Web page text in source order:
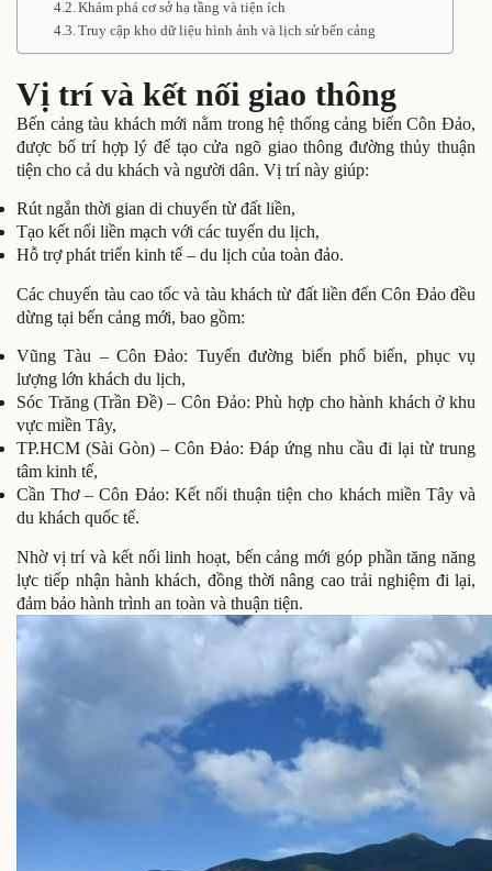
Khám phá cơ sở hạ tầng và tiện ích
Truy cập kho dữ liệu hình ảnh và lịch sử bến cảng
Vị trí và kết nối giao thông
Bến cảng tàu khách mới nằm trong hệ thống cảng biển Côn Đảo,
được bố trí hợp lý để tạo cửa ngõ giao thông đường thủy thuận
tiện cho cả du khách và người dân. Vị trí này giúp:
Rút ngắn thời gian di chuyển từ đất liền,
Tạo kết nối liền mạch với các tuyến du lịch,
Hỗ trợ phát triển kinh tế – du lịch của toàn đảo.
Các chuyến tàu cao tốc và tàu khách từ đất liền đến Côn Đảo đều
dừng tại bến cảng mới, bao gồm:
Vũng Tàu – Côn Đảo: Tuyến đường biển phổ biến, phục vụ
lượng lớn khách du lịch,
Sóc Trăng (Trần Đề) – Côn Đảo: Phù hợp cho hành khách ở khu
vực miền Tây,
TP.HCM (Sài Gòn) – Côn Đảo: Đáp ứng nhu cầu đi lại từ trung
tâm kinh tế,
Cần Thơ – Côn Đảo: Kết nối thuận tiện cho khách miền Tây và
du khách quốc tế.
Nhờ vị trí và kết nối linh hoạt, bến cảng mới góp phần tăng năng
lực tiếp nhận hành khách, đồng thời nâng cao trải nghiệm đi lại,
đảm bảo hành trình an toàn và thuận tiện.